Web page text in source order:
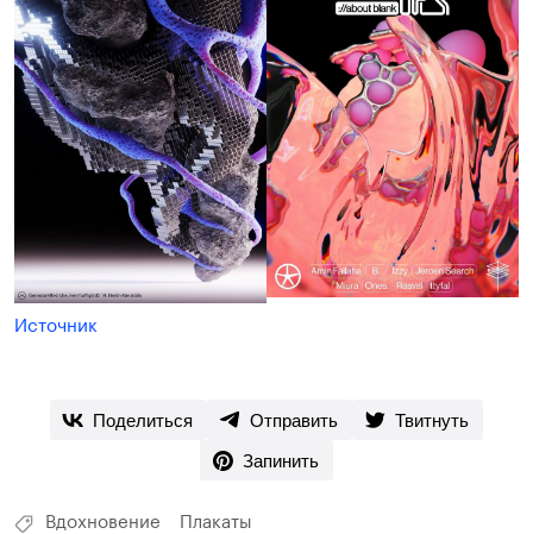
Источник
Поделиться Отправить
Твитнуть
Запинить
Вдохновение Плакаты